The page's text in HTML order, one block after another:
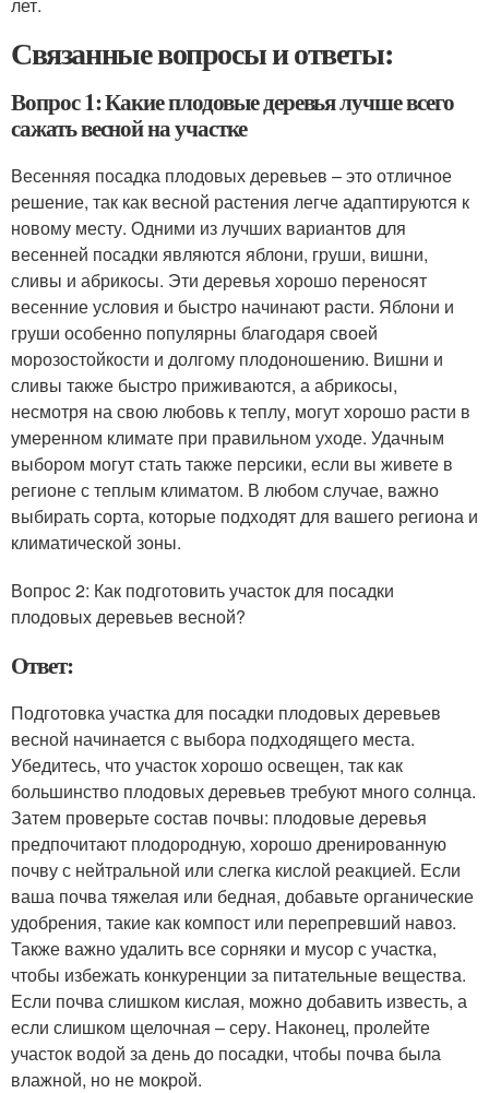
Связанные вопросы и ответы:
Вопрос 1: Какие плодовые деревья лучше всего
сажать весной на участке
Весенняя посадка плодовых деревьев – это отличное
решение, так как весной растения легче адаптируются к
новому месту. Одними из лучших вариантов для
весенней посадки являются яблони, груши, вишни,
сливы и абрикосы. Эти деревья хорошо переносят
весенние условия и быстро начинают расти. Яблони и
груши особенно популярны благодаря своей
морозостойкости и долгому плодоношению. Вишни и
сливы также быстро приживаются, а абрикосы,
несмотря на свою любовь к теплу, могут хорошо расти в
умеренном климате при правильном уходе. Удачным
выбором могут стать также персики, если вы живете в
регионе с теплым климатом. В любом случае, важно
выбирать сорта, которые подходят для вашего региона и
климатической зоны.
Вопрос 2: Как подготовить участок для посадки
плодовых деревьев весной?
Ответ:
Подготовка участка для посадки плодовых деревьев
весной начинается с выбора подходящего места.
Убедитесь, что участок хорошо освещен, так как
большинство плодовых деревьев требуют много солнца.
Затем проверьте состав почвы: плодовые деревья
предпочитают плодородную, хорошо дренированную
почву с нейтральной или слегка кислой реакцией. Если
ваша почва тяжелая или бедная, добавьте органические
удобрения, такие как компост или перепревший навоз.
Также важно удалить все сорняки и мусор с участка,
чтобы избежать конкуренции за питательные вещества.
Если почва слишком кислая, можно добавить известь, а
если слишком щелочная – серу. Наконец, пролейте
участок водой за день до посадки, чтобы почва была
влажной, но не мокрой.